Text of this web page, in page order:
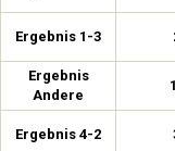
Ergebnis 1-3
Ergebnis
Andere
Ergebnis 4-2